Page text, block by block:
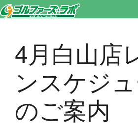
区、若松河田で気軽にゴルフレッスン！
4月白山店
ンスケジ
のご案内